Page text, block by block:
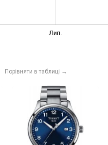
Лип.
Порівняти в таблиці →